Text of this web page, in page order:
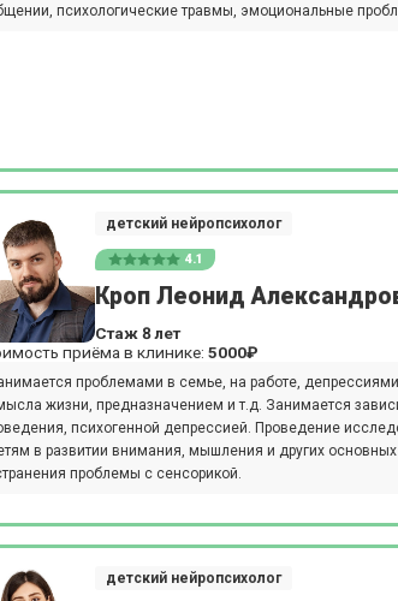
психологические травмы, эмоциональные
детский нейропсихолог
4.1
Кроп Леонид
Стаж 8 лет
приёма в клинике: 5000₽
проблемами в семье, на работе,
жизни, предназначением и т.д. Занимается
психогенной депрессией. Проведение
в развитии внимания, мышления и других
проблемы с сенсорикой.
детский нейропсихолог